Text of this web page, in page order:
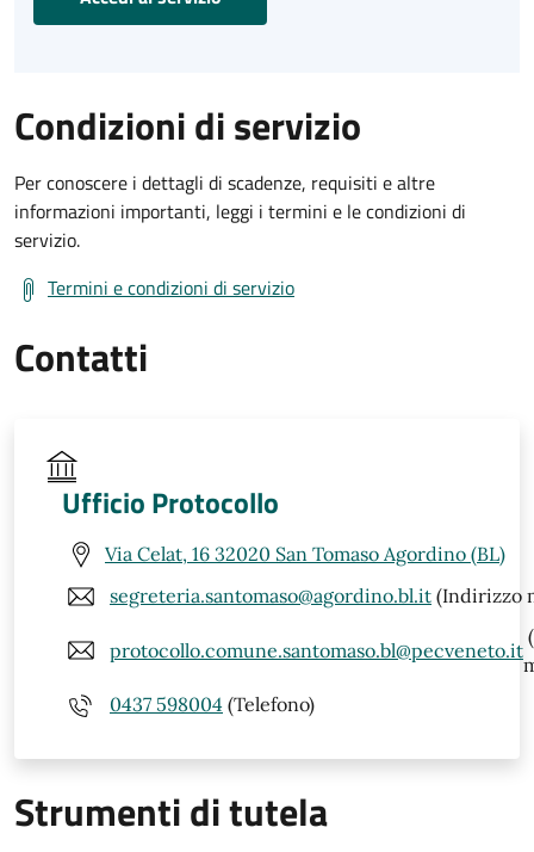
Condizioni di servizio
Per conoscere i dettagli di scadenze, requisiti e altre
informazioni importanti, leggi i termini e le condizioni di
servizio.
Termini e condizioni di servizio
Contatti
Ufficio Protocollo
Via Celat, 16 32020 San Tomaso Agordino (BL)
segreteria.santomaso@agordino.bl.it (Indirizzo
protocollo.comune.santomaso.bl@pecveneto.it
0437 598004 (Telefono)
Strumenti di tutela